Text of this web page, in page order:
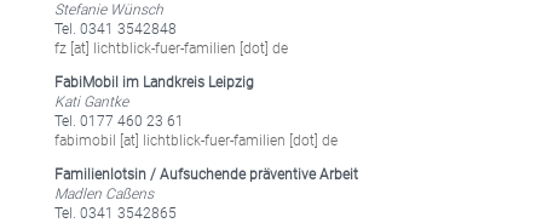
Stefanie Wünsch
Tel. 0341 3542848
fz [at] lichtblick-fuer-familien [dot] de
FabiMobil im Landkreis Leipzig
Kati Gantke
Tel. 0177 460 23 61
fabimobil [at] lichtblick-fuer-familien [dot] de
Familienlotsin / Aufsuchende präventive Arbeit
Madlen Caßens
Tel. 0341 3542865